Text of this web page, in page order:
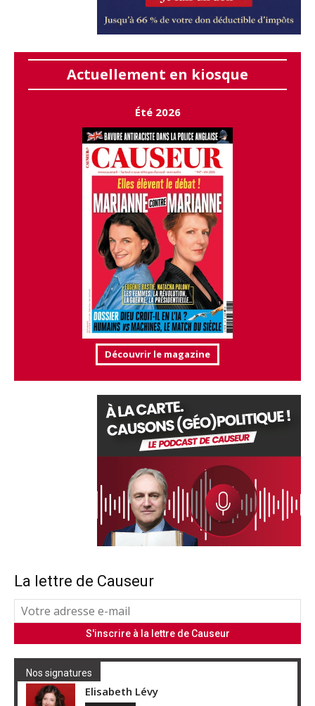
Actuellement en kiosque
Été 2026
Découvrir le magazine
La lettre de Causeur
Nos signatures
Elisabeth Lévy